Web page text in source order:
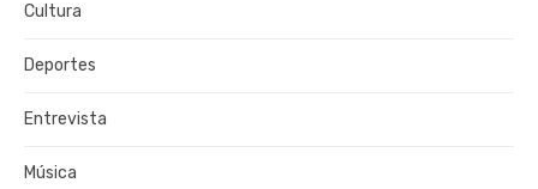
Cultura
Deportes
Entrevista
Música